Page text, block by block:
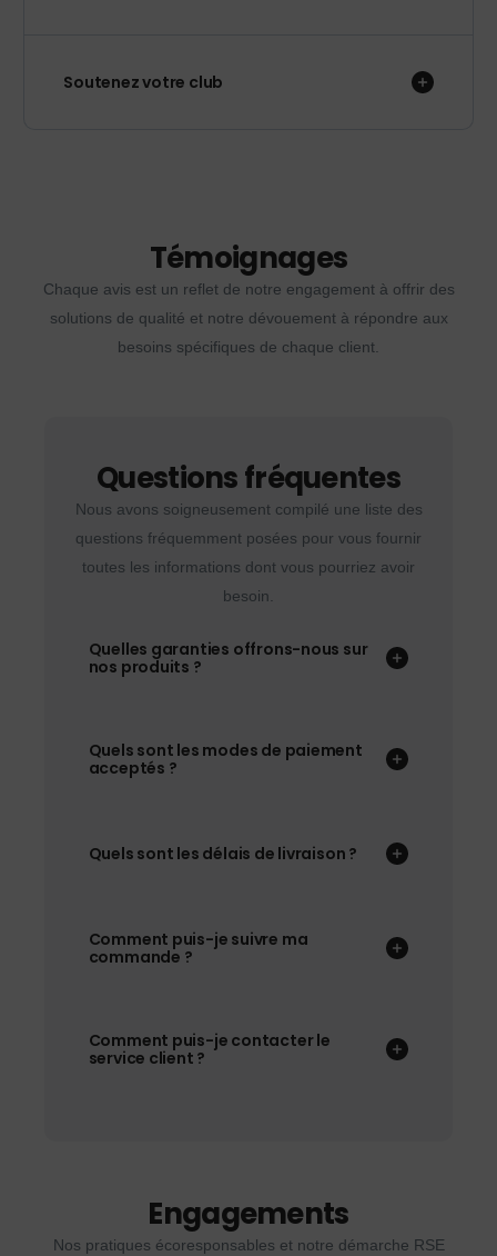
Soutenez votre club
Témoignages
Chaque avis est un reflet de notre engagement à offrir des
solutions de qualité et notre dévouement à répondre aux
besoins spécifiques de chaque client.
Questions fréquentes
Nous avons soigneusement compilé une liste des
questions fréquemment posées pour vous fournir
toutes les informations dont vous pourriez avoir
besoin.
Quelles garanties offrons-nous sur
nos produits ?
Quels sont les modes de paiement
acceptés ?
Quels sont les délais de livraison ?
Comment puis-je suivre ma
commande ?
Comment puis-je contacter le
service client ?
Engagements
Nos pratiques écoresponsables et notre démarche RSE